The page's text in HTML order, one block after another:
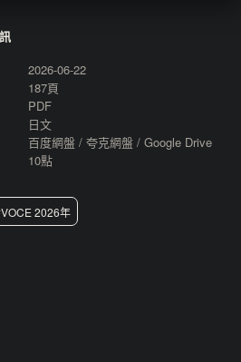
2026-06-22
187頁
PDF
日文
百度網盤 / 夸克網盤 / Google Drive
10點
2026年